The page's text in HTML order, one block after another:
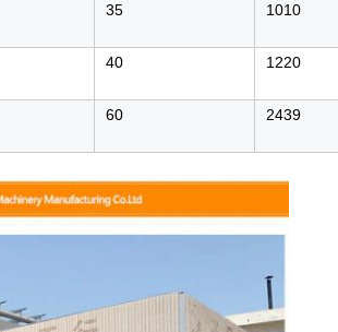
35 1010
40 1220
60 2439